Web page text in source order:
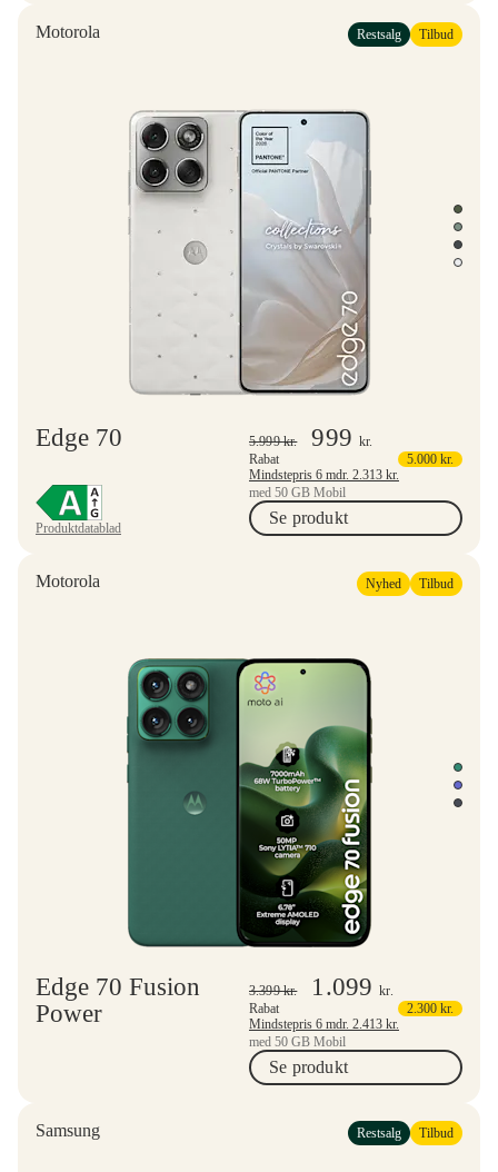
Motorola Restsalg Tilbud
Edge 70
Produktdatablad
5.999kr. 999 kr.
Rabat
5.000 kr.
Mindstepris 6 mdr. 2.313 kr.
med 50 GB Mobil
Se produkt
Motorola Nyhed Tilbud
Edge 70 Fusion
Power
3.399kr. 1.099kr.
Rabat
2.300 kr.
Mindstepris 6 mdr. 2.413 kr.
med 50 GB Mobil
Se produkt
Samsung Restsalg Tilbud